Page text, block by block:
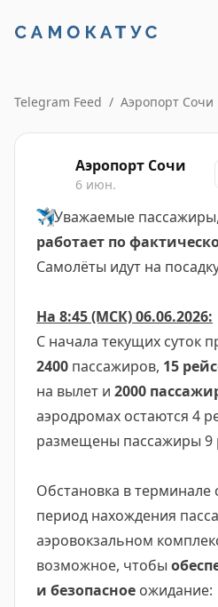
Telegram Feed / Аэропорт Сочи
Аэропорт Сочи
6 июн.
✈️Уважаемые пассажиры,
работает по
Самолёты идут на
На 8:45 (МСК) 06.06.2026:
С начала текущих суток
2400 пассажиров, 15
на вылет и 2000
аэродромах остаются 4
размещены пассажиры 9
Обстановка в терминале
период нахождения
аэровокзальном
возможное, чтобы
и безопасное ожидание: